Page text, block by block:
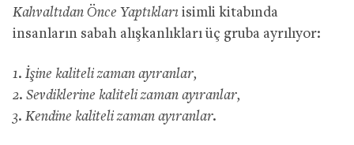
Kahvaltıdan Önce Yaptıkları isimli kitabında
insanların sabah alışkanlıkları üç gruba ayrılıyor:
1. İşine kaliteli zaman ayıranlar,
2. Sevdiklerine kaliteli zaman ayıranlar,
3. Kendine kaliteli zaman ayıranlar.